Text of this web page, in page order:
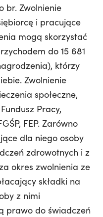
br. Zwolnienie
i pracujące
mogą skorzystać
do 15 681
którzy
Zwolnienie
społeczne,
Pracy,
FEP. Zarówno
dla niego osoby
zdrowotnych i z
okres zwolnienia ze
składki na
z nimi
prawo do świadczeń